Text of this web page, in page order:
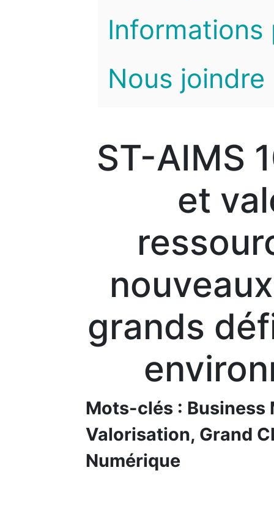
Informations
Nous joindre
ST-AIMS
et
grands
Mots-clés : Business
Valorisation, Grand
Numérique